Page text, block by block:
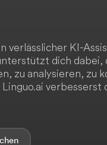
verlässlicher KI-
dich dabei,
zu analysieren, zu
verbesserst